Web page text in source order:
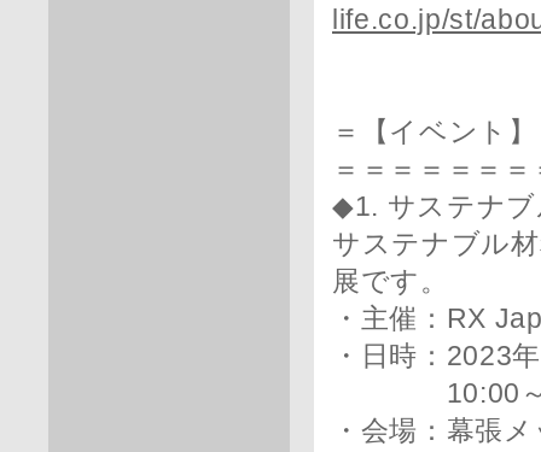
life.co.jp/st/
＝【イベント
＝＝＝＝＝＝＝
◆1. サステナ
サステナブル
展です。
・主催：RX
・日時：2023
10:00～
・会場：幕張